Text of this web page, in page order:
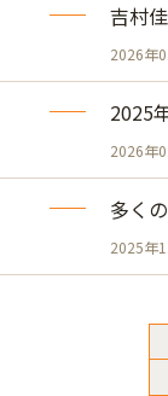
吉村
2026年
2025
2026年
多く
2025年